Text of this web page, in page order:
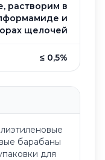
растворим в
и
щелочей
≤ 0,5%
барабаны
для